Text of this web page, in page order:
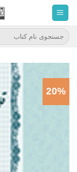
محتوا
برویدجستجو
برای:
20%